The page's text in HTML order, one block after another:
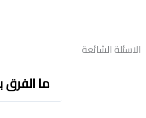
الاسئلة الشائعة
ما